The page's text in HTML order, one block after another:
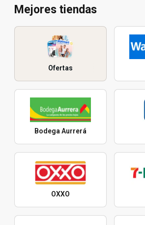
Mejores tiendas
Ofertas
Bodega Aurrerá
OXXO